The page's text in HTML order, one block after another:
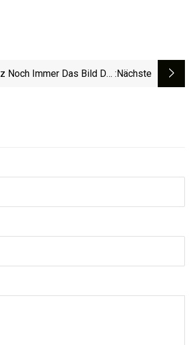
Noch Immer Das Bild Der :nächste